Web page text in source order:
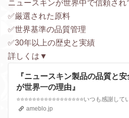
ニュースキンが世界中で信頼され
✅厳選された原料
✅世界基準の品質管理
✅30年以上の歴史と実績
詳しくは▼
『ニュースキン製品の品質と
が世界一の理由』
ameblo.jp